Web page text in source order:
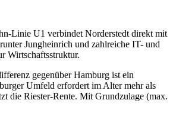
Linie U1 verbindet Norderstedt direkt mit
Jungheinrich und zahlreiche IT- und
Wirtschaftsstruktur.
gegenüber Hamburg ist ein
Umfeld erfordert im Alter mehr als
die Riester-Rente. Mit Grundzulage (max.